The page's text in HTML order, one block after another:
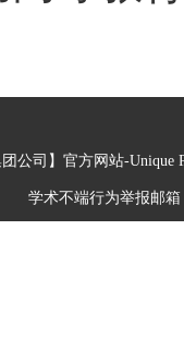
团公司】官方网站-
学术不端行为举报邮箱